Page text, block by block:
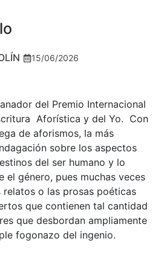
15/06/2026
del Premio Internacional
Aforística y del Yo. Con
de aforismos, la más
sobre los aspectos
del ser humano y lo
el género, pues muchas veces
relatos o las prosas poéticas
que contienen tal cantidad
que desbordan ampliamente
fogonazo del ingenio.